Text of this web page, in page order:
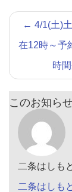
← 4/1(土)
在12時～予
時
このお知ら
二条はしも
二条はしも